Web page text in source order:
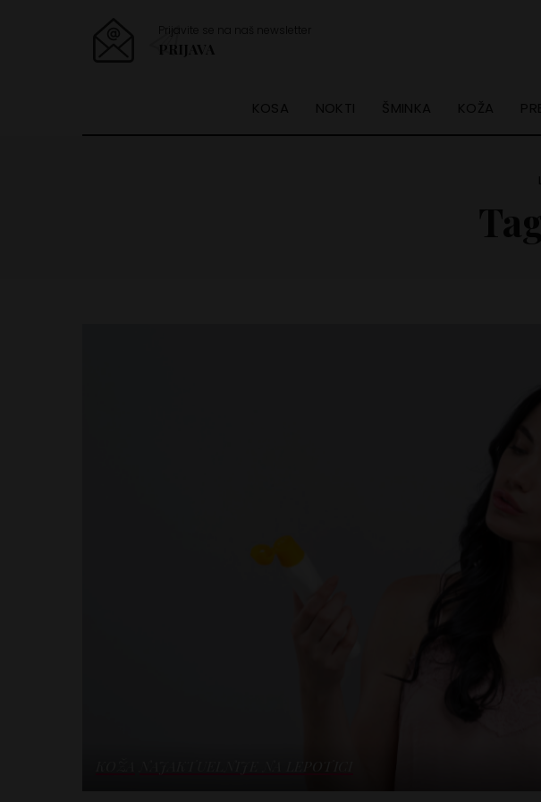
Prijavite se na naš newsletter
PRIJAVA
KOSA NOKTI ŠMINKA KOŽA